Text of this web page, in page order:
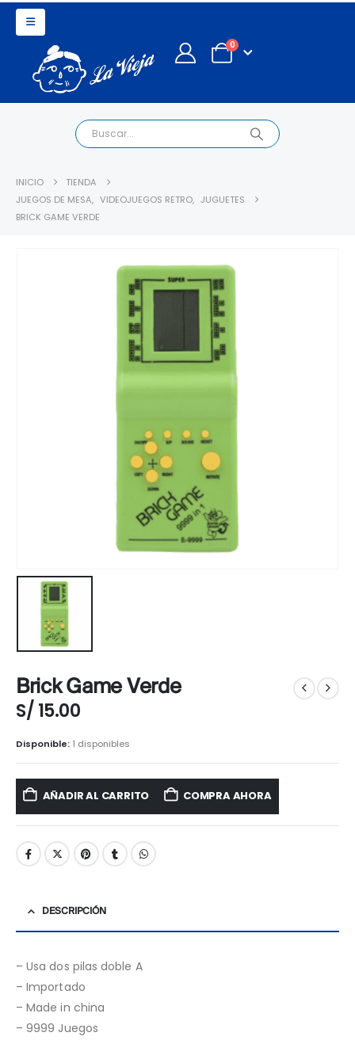
0
INICIO
TIENDA
JUEGOS DE MESA, VIDEOJUEGOS RETRO, JUGUETES
BRICK GAME VERDE
Brick Game Verde
S/ 15.00
Disponible: 1 disponibles
AÑADIR AL CARRITO COMPRA AHORA
DESCRIPCIÓN
– Usa dos pilas doble A
– Importado
– Made in china
– 9999 Juegos